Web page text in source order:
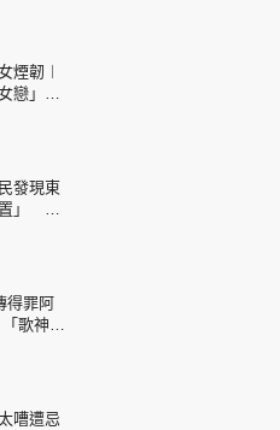
reserved.
煙韌︱
戀」
距最大
李龍
發現東
置」 港
得罪阿
歌神」
念忘友
嘈遭忌